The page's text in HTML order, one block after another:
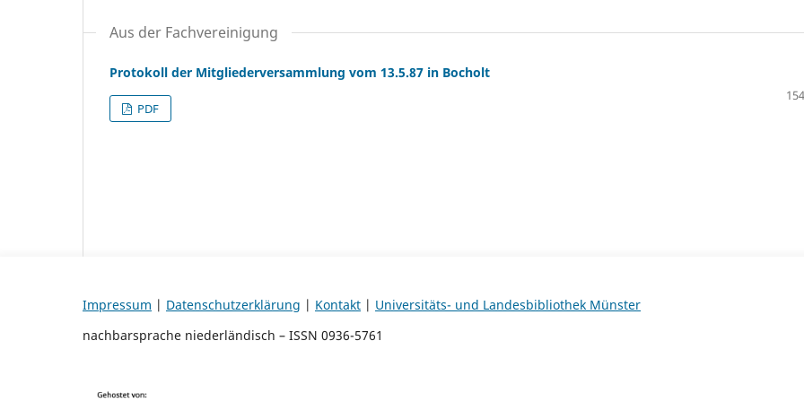
Aus der Fachvereinigung
Protokoll der Mitgliederversammlung vom 13.5.87 in Bocholt
PDF
Impressum | Datenschutzerklärung | Kontakt | Universitäts- und Landesbibliothek Münster
nachbarsprache niederländisch – ISSN 0936-5761